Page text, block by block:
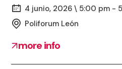
4 junio, 2026 \ 5:00 pm -
Poliforum León
more info